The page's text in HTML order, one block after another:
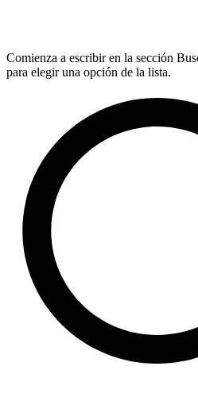
Comienza a escribir en la sección
para elegir una opción de la lista.